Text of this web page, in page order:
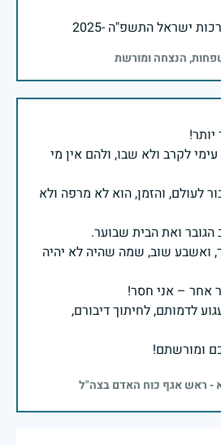
ישראל התשפ"ה -2025
הנצחה ומורשת
לקרב ולא שבו, ולהם אין מי
לעולם, והזמן, הוא לא מרפה ולא
ואשבע שוב, שמה שהיה לא יהיה
לדמותם, לחיתוך דיבורם,
ומורשתם!
- ראש אגף כוח האדם בצה"ל